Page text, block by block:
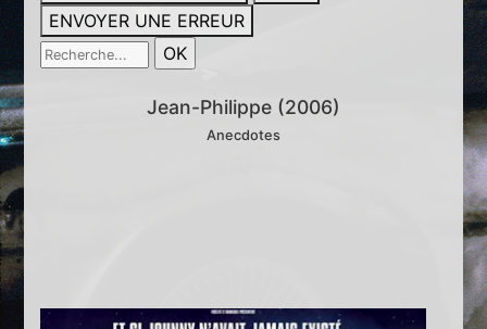
ENVOYER UNE ERREUR
Jean-Philippe (2006)
Anecdotes